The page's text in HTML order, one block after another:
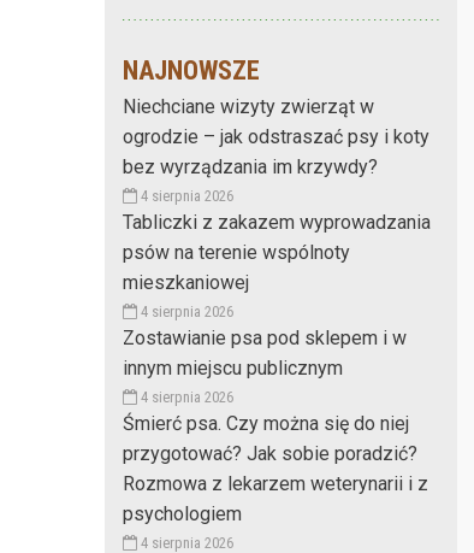
NAJNOWSZE
Niechciane wizyty zwierząt w
ogrodzie – jak odstraszać psy i koty
bez wyrządzania im krzywdy?
4 sierpnia 2026
Tabliczki z zakazem wyprowadzania
psów na terenie wspólnoty
mieszkaniowej
4 sierpnia 2026
Zostawianie psa pod sklepem i w
innym miejscu publicznym
4 sierpnia 2026
Śmierć psa. Czy można się do niej
przygotować? Jak sobie poradzić?
Rozmowa z lekarzem weterynarii i z
psychologiem
4 sierpnia 2026